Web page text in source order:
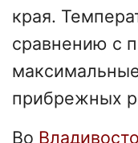
края.
сравнению с
прибрежных
Во